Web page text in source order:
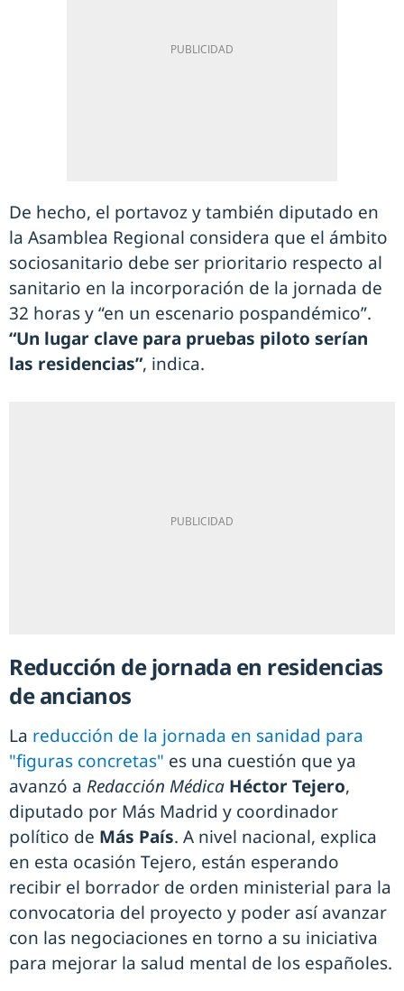
De hecho, el portavoz y también diputado en
la Asamblea Regional considera que el ámbito
sociosanitario debe ser prioritario respecto al
sanitario en la incorporación de la jornada de
32 horas y “en un escenario pospandémico”.
“Un lugar clave para pruebas piloto serían
las residencias”, indica.
Reducción de jornada en residencias
de ancianos
La reducción de la jornada en sanidad para
"figuras concretas" es una cuestión que ya
avanzó a Redacción Médica Héctor Tejero,
diputado por Más Madrid y coordinador
político de Más País. A nivel nacional, explica
en esta ocasión Tejero, están esperando
recibir el borrador de orden ministerial para la
convocatoria del proyecto y poder así avanzar
con las negociaciones en torno a su iniciativa
para mejorar la salud mental de los españoles.